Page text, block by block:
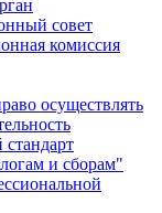
совет
комиссия
осуществлять
и сборам"